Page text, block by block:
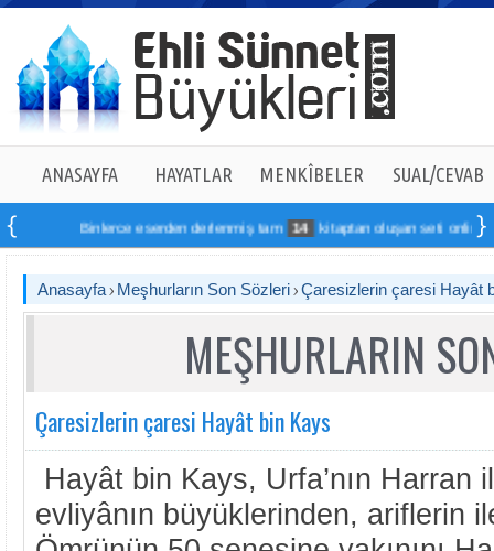
ANASAYFA HAYATLAR MENKÎBELER SUAL/CEVAB
Binlerce eserden derlenmiş tam 14 kitaptan oluşan seti online
Anasayfa Meşhurların Son Sözleri Çaresizlerin çaresi Hayât
MEŞHURLARIN
Çaresizlerin çaresi Hayât bin Kays
Hayât bin Kays, Urfa’nın Harran
evliyânın büyüklerinden, ariflerin